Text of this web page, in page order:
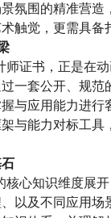
氛围的精准营造
触觉 ，更需具备
师证书，正是在
一套公开、规范
与应用能力进
与能力对标工
心知识维度展
以及不同应用场